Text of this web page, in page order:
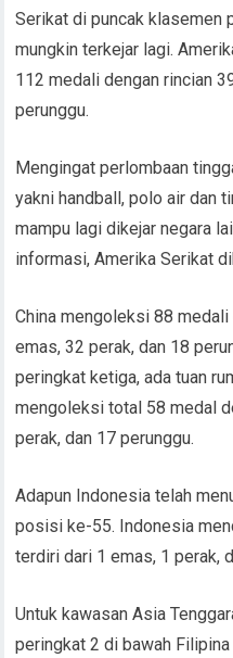
Serikat di puncak klasemen
mungkin terkejar lagi.
112 medali dengan rincian
perunggu.
Mengingat perlombaan
yakni handball, polo air dan
mampu lagi dikejar negara
informasi, Amerika Serikat
China mengoleksi 88
emas, 32 perak, dan 18
peringkat ketiga, ada tuan
mengoleksi total 58 medal
perak, dan 17 perunggu.
Adapun Indonesia telah
posisi ke-55. Indonesia
terdiri dari 1 emas, 1 perak,
Untuk kawasan Asia
peringkat 2 di bawah